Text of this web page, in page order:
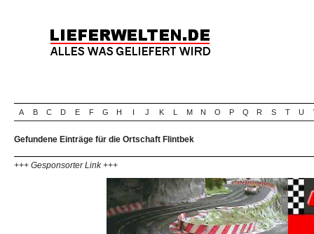
A B C D E F G H I J K L M N O P Q R S T U
Gefundene Einträge für die Ortschaft Flintbek
+++ Gesponsorter Link +++